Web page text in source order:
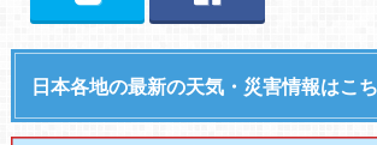
日本各地の最新の天気・災害情報はこ